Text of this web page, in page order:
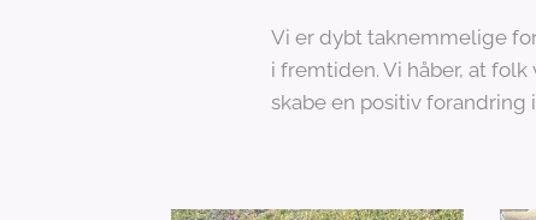
Vi er dybt taknemmelige
i fremtiden. Vi håber, at
skabe en positiv forandring